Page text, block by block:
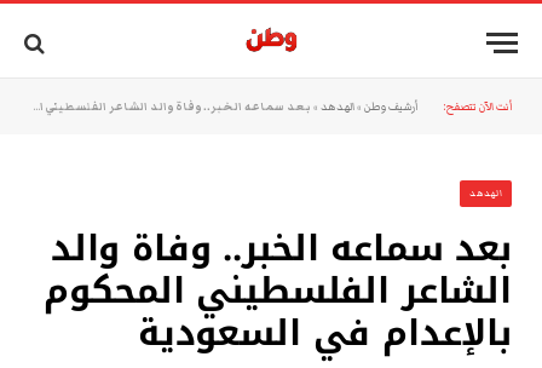
أنت الآن تتصفح: أرشيف وطن »الهدهد » بعد سماعه الخبر.. وفاة والد الشاعر الفلسطيني المحكوم بالإعدام في السعودية
الهدهد
بعد سماعه الخبر.. وفاة والد
الشاعر الفلسطيني المحكوم
بالإعدام في السعودية